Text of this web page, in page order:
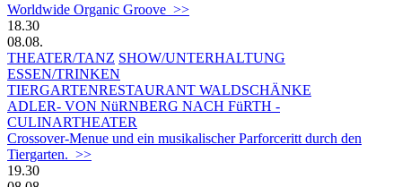
Worldwide Organic Groove >>
18.30
08.08.
THEATER/TANZ SHOW/UNTERHALTUNG
ESSEN/TRINKEN
TIERGARTEN­RESTAURANT WALDSCHÄNKE
ADLER- VON NüRNBERG NACH FüRTH -
CULINARTHEATER
Crossover-Menue und ein musikalischer Parforceritt durch den
Tiergarten. >>
19.30